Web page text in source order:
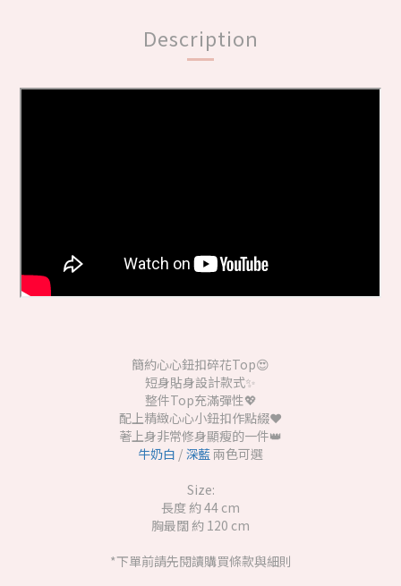
Description
簡約心心鈕扣碎花Top😍
短身貼身設計款式✨
整件Top充滿彈性💖
配上精緻心心小鈕扣作點綴❤️
著上身非常修身顯瘦的一件👑
牛奶白 / 深藍兩色可選
Size:
長度 約 44 cm
胸最闊 約 120 cm
*下單前請先閱讀購買條款與細則